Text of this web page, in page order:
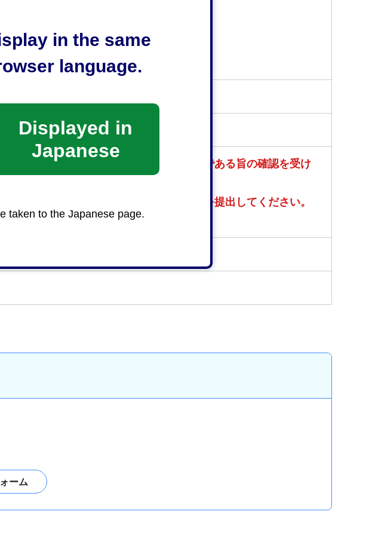
in the same
language.
Displayed in
Japanese
taken to the Japanese page.
市長の検査を受け、その構造設備が適切である旨の確認を受け
る場合は、その工区ごとに当該完了届を提出してください。
合わせください。